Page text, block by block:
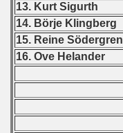
13. Kurt Sigurth
14. Börje Klingberg
15. Reine Södergren
16. Ove Helander